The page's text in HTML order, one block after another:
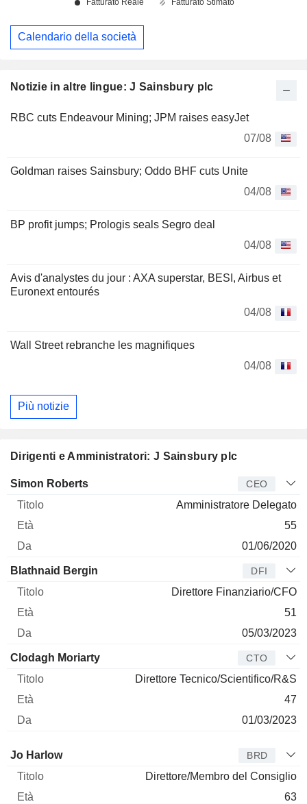
Notizie in altre lingue: J Sainsbury plc
RBC cuts Endeavour Mining; JPM raises easyJet
07/08
Goldman raises Sainsbury; Oddo BHF cuts Unite
04/08
BP profit jumps; Prologis seals Segro deal
04/08
Avis d'analystes du jour : AXA superstar, BESI, Airbus et
Euronext entourés
04/08
Wall Street rebranche les magnifiques
04/08
Più notizie
Dirigenti e Amministratori: J Sainsbury plc
Manager Titolo
Simon Roberts CEO
Amministratore Delegato
55
01/06/2020
Blathnaid Bergin DFI
Direttore Finanziario/CFO
51
05/03/2023
Clodagh Moriarty CTO
Direttore Tecnico/Scientifico/R&S
47
01/03/2023
Amministratore
Jo Harlow BRD
Direttore/Membro del Consiglio
63
Calendario della società